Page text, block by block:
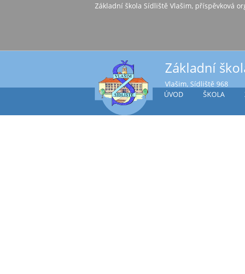
Základní škola Sídliště
Základní
Vlašim, Sídliště 968
ÚVOD
ŠKOLA